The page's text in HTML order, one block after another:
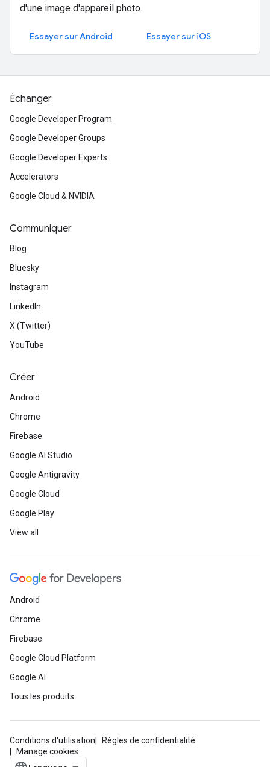
d'une image d'appareil photo.
Essayer sur Android Essayer sur iOS
Échanger
Google Developer Program
Google Developer Groups
Google Developer Experts
Accelerators
Google Cloud & NVIDIA
Communiquer
Blog
Bluesky
Instagram
LinkedIn
X (Twitter)
YouTube
Créer
Android
Chrome
Firebase
Google AI Studio
Google Antigravity
Google Cloud
Google Play
View all
Android
Chrome
Firebase
Google Cloud Platform
Google AI
Tous les produits
Conditions d'utilisation
Règles de confidentialité
Manage cookies